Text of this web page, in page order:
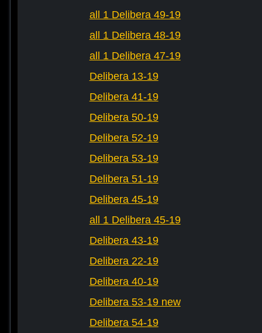
all 1 Delibera 49-19
all 1 Delibera 48-19
all 1 Delibera 47-19
Delibera 13-19
Delibera 41-19
Delibera 50-19
Delibera 52-19
Delibera 53-19
Delibera 51-19
Delibera 45-19
all 1 Delibera 45-19
Delibera 43-19
Delibera 22-19
Delibera 40-19
Delibera 53-19 new
Delibera 54-19